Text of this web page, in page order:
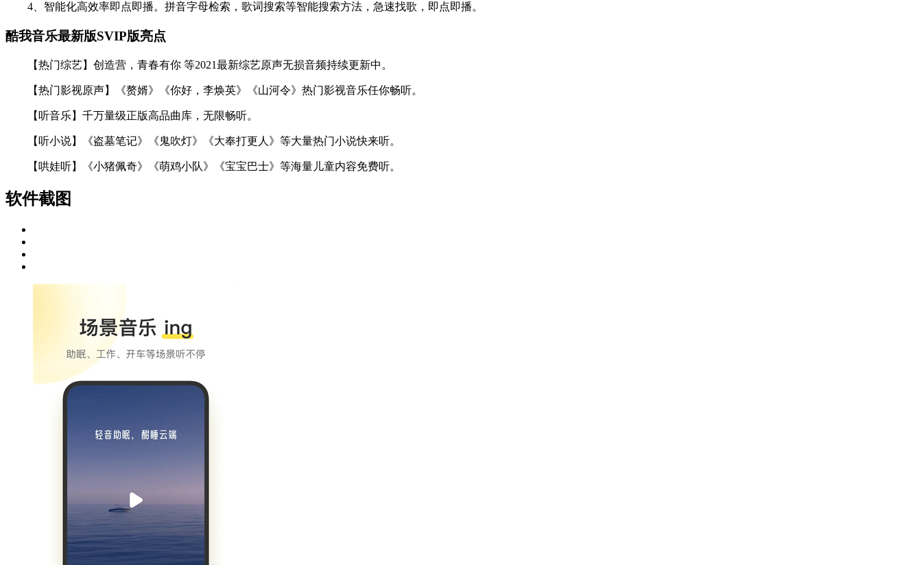
4、智能化高效率即点即播。拼音字母检索，歌词搜索等智能搜索方法，急速找歌，即点即播。
酷我音乐最新版SVIP版亮点
【热门综艺】创造营，青春有你 等2021最新综艺原声无损音频持续更新中。
【热门影视原声】《赘婿》《你好，李焕英》《山河令》热门影视音乐任你畅听。
【听音乐】千万量级正版高品曲库，无限畅听。
【听小说】《盗墓笔记》《鬼吹灯》《大奉打更人》等大量热门小说快来听。
【哄娃听】《小猪佩奇》《萌鸡小队》《宝宝巴士》等海量儿童内容免费听。
软件截图